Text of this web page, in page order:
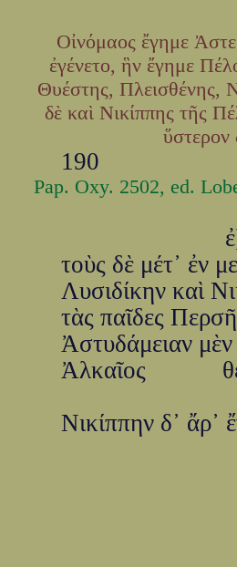
Οἰνόμαος ἔγημε
ἐγένετο, ἣν ἔγημε
Θυέστης, Πλεισθένης,
δὲ καὶ Νικίππης τῆς
ὕστερον
190
Pap. Oxy. 2502, ed.
τοὺς δὲ μέτ᾽ ἐν
Λυσιδίκην καὶ
τὰς παῖδες
Ἀστυδάμειαν
Ἀλκαῖος
Νικίππην δ᾽ ἄρ᾽